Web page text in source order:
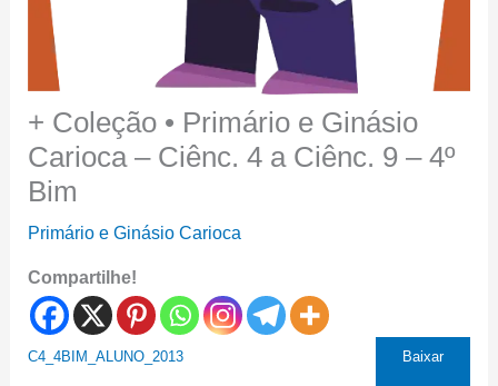
+ Coleção • Primário e Ginásio
Carioca – Ciênc. 4 a Ciênc. 9 – 4º
Bim
Primário e Ginásio Carioca
Compartilhe!
C4_4BIM_ALUNO_2013 Baixar